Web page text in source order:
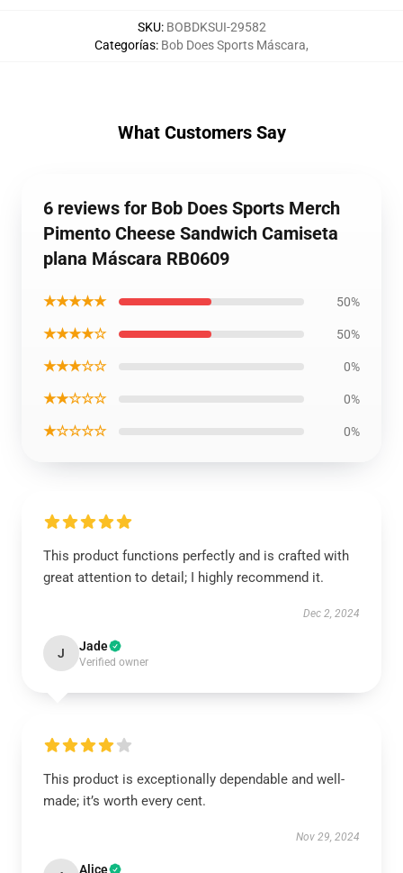
SKU: BOBDKSUI-29582
Categorías: Bob Does Sports Máscara,
What Customers Say
6 reviews for Bob Does Sports Merch
Pimento Cheese Sandwich Camiseta
plana Máscara RB0609
★★★★★ 50%
★★★★☆ 50%
★★★☆☆ 0%
★★☆☆☆ 0%
★☆☆☆☆ 0%
This product functions perfectly and is crafted with
great attention to detail; I highly recommend it.
Dec 2, 2024
J Jade
Verified owner
This product is exceptionally dependable and well-
made; it’s worth every cent.
Nov 29, 2024
Alice